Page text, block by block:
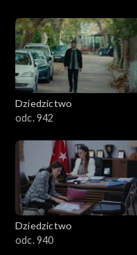
Dziedzictwo
odc. 942
Dziedzictwo
odc. 940